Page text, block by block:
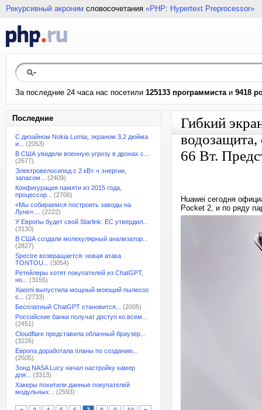
Рекурсивный акроним словосочетания «PHP: Hypertext Preprocessor»
За последние 24 часа нас посетили 125133 программистаи 9418
Последние
С дизайном Nokia Lumia, экраном 3,2 дюйма
и...
(2053)
В США увидели военную угрозу в дронах с...
(2677)
Электровелосипед с 2 кВт·ч энергии,
запасом...
(2409)
Конфигурация памяти из 2015 года,
процессор...
(2706)
«Мы собираемся построить заводы на
Луне»....
(2222)
У Европы будет свой Starlink: ЕС утвердил...
(3130)
В США создали молекулярный анализатор...
(2827)
Spectre возвращается: новая атака
TONTOU...
(3054)
Ретейлеры хотят покупателей из ChatGPT,
но...
(3155)
Xiaomi выпустила мощный моющий пылесос
с...
(2733)
Бесплатный ChatGPT становится...
(2005)
Российские банки получат доступ ко всем...
(2451)
Cloudflare представила облачный браузер...
(3226)
Европа доработала планы по созданию...
(2505)
Зонд NASA Lucy начал настройку камер
для...
(3313)
Хакеры похитили данные покупателей
модульных...
(2593)
Гибкий
водозащита,
66 Вт.
Huawei сегодня
Pocket 2, и по ряду